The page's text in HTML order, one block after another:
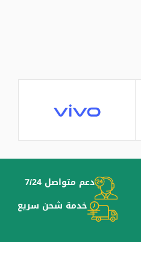
دعم متواصل 7/24
خدمة شحن سريع